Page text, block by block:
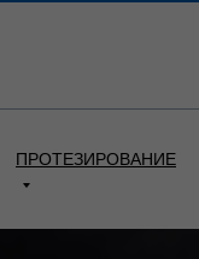
ПРОТЕЗИРОВАНИЕ